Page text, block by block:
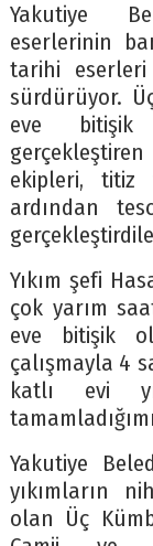
Yakutiye
eserlerinin
tarihi eserleri
sürdürüyor.
eve bitişik
ekipleri, titiz
ardından
Yıkım şefi
çok yarım
eve bitişik
çalışmayla 4
katlı evi
Yakutiye
yıkımların
olan Üç